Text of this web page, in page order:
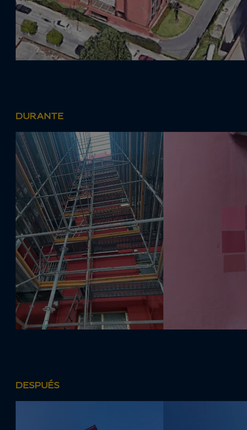
DURANTE
DESPUÉS